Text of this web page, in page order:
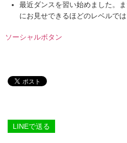
最近ダンスを習い始めました。
にお見せできるほどのレベルでは
ソーシャルボタン
LINEで送る